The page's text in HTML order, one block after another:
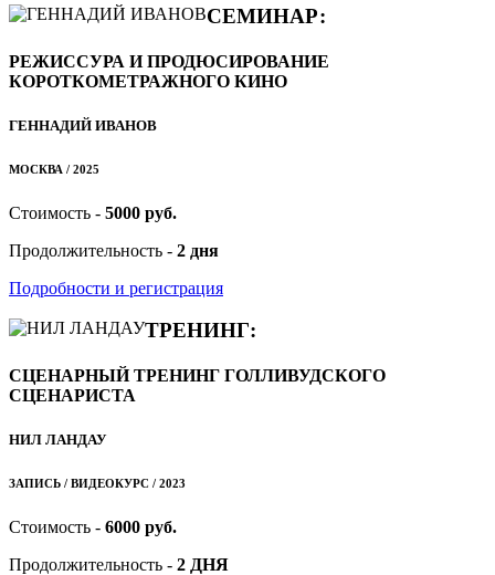
СЕМИНАР:
РЕЖИССУРА И ПРОДЮСИРОВАНИЕ
КОРОТКОМЕТРАЖНОГО КИНО
ГЕННАДИЙ ИВАНОВ
МОСКВА / 2025
Стоимость - 5000 руб.
Продолжительность - 2 дня
Подробности и регистрация
ТРЕНИНГ:
СЦЕНАРНЫЙ ТРЕНИНГ ГОЛЛИВУДСКОГО
СЦЕНАРИСТА
НИЛ ЛАНДАУ
ЗАПИСЬ / ВИДЕОКУРС / 2023
Стоимость - 6000 руб.
Продолжительность - 2 ДНЯ